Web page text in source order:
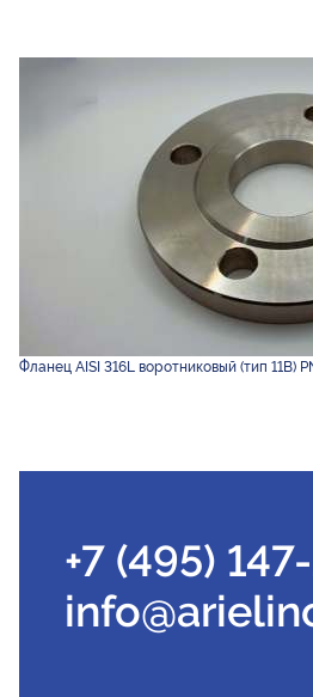
Фланец AISI 316L воротниковый (тип 11B)
+7 (495)